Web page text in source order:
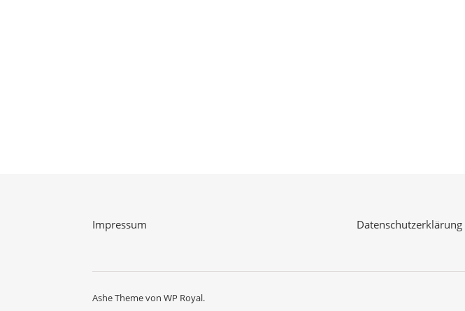
Impressum Datenschutzerklärung
Ashe Theme von WP Royal.